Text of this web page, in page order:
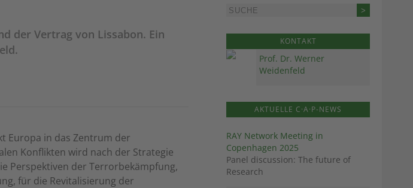
der Vertrag von Lissabon. Ein
Europa in das Zentrum der
Konflikten wird nach der Strategie
Perspektiven der Terrorbekämpfung,
für die Revitalisierung der
KONTAKT
Prof. Dr. Werner
Weidenfeld
AKTUELLE C·A·P-NEWS
RAY Network Meeting in
Copenhagen 2025
Panel discussion: The future of
Research